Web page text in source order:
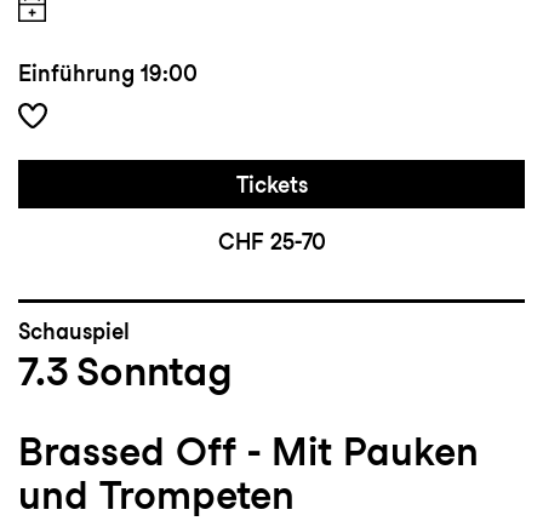
Einführung 19:00
Tickets
CHF 25-70
Schauspiel
7.3 Sonntag
Brassed Off - Mit Pauken
und Trompeten